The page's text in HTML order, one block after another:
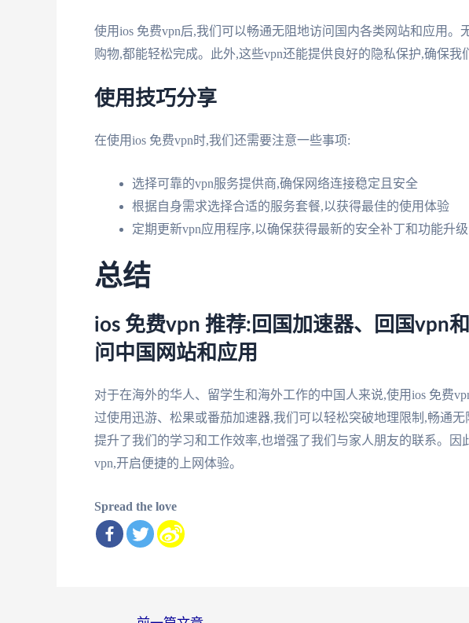
使用ios 免费vpn后,我们可以畅通无阻地访问国内各类网站和应用。
购物,都能轻松完成。此外,这些vpn还能提供良好的隐私保护,确保我
使用技巧分享
在使用ios 免费vpn时,我们还需要注意一些事项:
选择可靠的vpn服务提供商,确保网络连接稳定且安全
根据自身需求选择合适的服务套餐,以获得最佳的使用体验
定期更新vpn应用程序,以确保获得最新的安全补丁和功能升级
总结
ios 免费vpn 推荐:回国加速器、回国vpn
问中国网站和应用
对于在海外的华人、留学生和海外工作的中国人来说,使用ios 免费
过使用迅游、松果或番茄加速器,我们可以轻松突破地理限制,畅通
提升了我们的学习和工作效率,也增强了我们与家人朋友的联系。因
vpn,开启便捷的上网体验。
Spread the love